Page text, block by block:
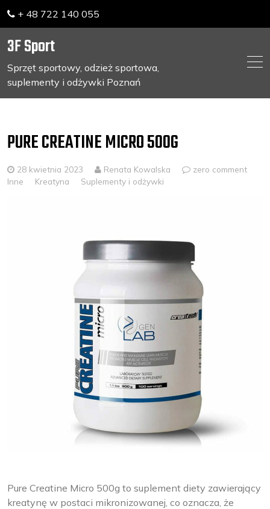
content
+ 48 722 140 055
3F Sport
Sprzęt sportowy, odzież sportowa,
suplementy i odżywki Poznań
PURE CREATINE MICRO 500G
28 kwietnia 2023 Renata Kowalska
zero comment
Inne
Kreatyna Suplementy i odżywki
Pure Creatine Micro 500g to suplement diety zawierający
kreatynę w postaci mikronizowanej, co oznacza, że